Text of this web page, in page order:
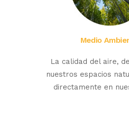
Medio
La calidad del aire,
nuestros espacios
directamente en